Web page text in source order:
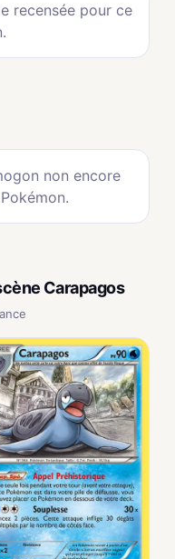
recensée pour ce
non encore
Carapagos